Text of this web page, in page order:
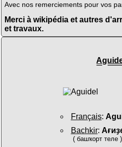
Avec nos remerciements pour vos
Merci à wikipédia et autres
et travaux.
Français:
Bachkir:
( башҡорт теле )